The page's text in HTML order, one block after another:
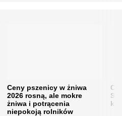
Ceny pszenicy w żniwa
2026 rosną, ale mokre
żniwa i potrącenia
niepokoją rolników